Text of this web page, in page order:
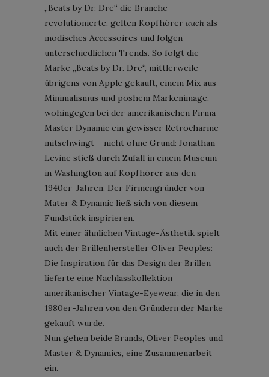
„Beats by Dr. Dre“ die Branche
revolutionierte, gelten Kopfhörer auch als
modisches Accessoires und folgen
unterschiedlichen Trends. So folgt die
Marke „Beats by Dr. Dre“, mittlerweile
übrigens von Apple gekauft, einem Mix aus
Minimalismus und poshem Markenimage,
wohingegen bei der amerikanischen Firma
Master Dynamic ein gewisser Retrocharme
mitschwingt – nicht ohne Grund: Jonathan
Levine stieß durch Zufall in einem Museum
in Washington auf Kopfhörer aus den
1940er-Jahren. Der Firmengründer von
Mater & Dynamic ließ sich von diesem
Fundstück inspirieren.
Mit einer ähnlichen Vintage-Ästhetik spielt
auch der Brillenhersteller Oliver Peoples:
Die Inspiration für das Design der Brillen
lieferte eine Nachlasskollektion
amerikanischer Vintage-Eyewear, die in den
1980er-Jahren von den Gründern der Marke
gekauft wurde.
Nun gehen beide Brands, Oliver Peoples und
Master & Dynamics, eine Zusammenarbeit
ein.